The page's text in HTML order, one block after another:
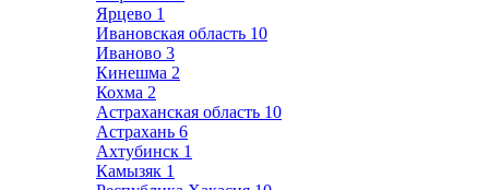
Ярцево 1
Ивановская область 10
Иваново 3
Кинешма 2
Кохма 2
Астраханская область 10
Астрахань 6
Ахтубинск 1
Камызяк 1